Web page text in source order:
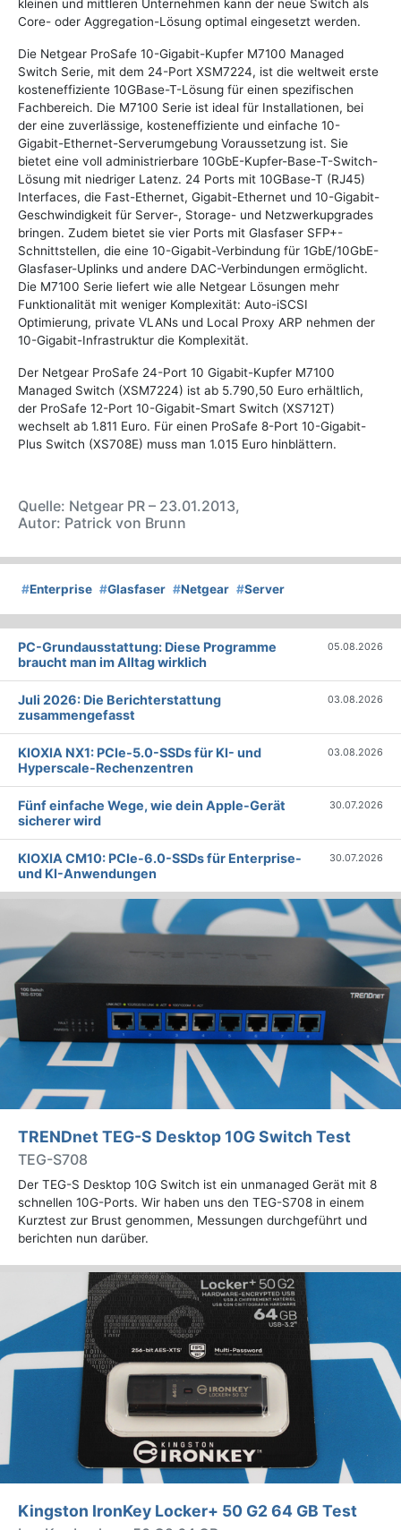
kleinen und mittleren Unternehmen kann der neue Switch als
Core- oder Aggregation-Lösung optimal eingesetzt werden.
Die Netgear ProSafe 10-Gigabit-Kupfer M7100 Managed
Switch Serie, mit dem 24-Port XSM7224, ist die weltweit erste
kosteneffiziente 10GBase-T-Lösung für einen spezifischen
Fachbereich. Die M7100 Serie ist ideal für Installationen, bei
der eine zuverlässige, kosteneffiziente und einfache 10-
Gigabit-Ethernet-Serverumgebung Voraussetzung ist. Sie
bietet eine voll administrierbare 10GbE-Kupfer-Base-T-Switch-
Lösung mit niedriger Latenz. 24 Ports mit 10GBase-T (RJ45)
Interfaces, die Fast-Ethernet, Gigabit-Ethernet und 10-Gigabit-
Geschwindigkeit für Server-, Storage- und Netzwerkupgrades
bringen. Zudem bietet sie vier Ports mit Glasfaser SFP+-
Schnittstellen, die eine 10-Gigabit-Verbindung für 1GbE/10GbE-
Glasfaser-Uplinks und andere DAC-Verbindungen ermöglicht.
Die M7100 Serie liefert wie alle Netgear Lösungen mehr
Funktionalität mit weniger Komplexität: Auto-iSCSI
Optimierung, private VLANs und Local Proxy ARP nehmen der
10-Gigabit-Infrastruktur die Komplexität.
Der Netgear ProSafe 24-Port 10 Gigabit-Kupfer M7100
Managed Switch (XSM7224) ist ab 5.790,50 Euro erhältlich,
der ProSafe 12-Port 10-Gigabit-Smart Switch (XS712T)
wechselt ab 1.811 Euro. Für einen ProSafe 8-Port 10-Gigabit-
Plus Switch (XS708E) muss man 1.015 Euro hinblättern.
Quelle: Netgear PR – 23.01.2013,
Autor: Patrick von Brunn
#Enterprise #Glasfaser #Netgear #Server
PC-Grundausstattung: Diese Programme
braucht man im Alltag wirklich
05.08.2026
Juli 2026: Die Bericht­erstattung
zusammengefasst
03.08.2026
KIOXIA NX1: PCIe-5.0-SSDs für KI- und
Hyperscale-Rechenzentren
03.08.2026
Fünf einfache Wege, wie dein Apple-Gerät
sicherer wird
30.07.2026
KIOXIA CM10: PCIe-6.0-SSDs für Enterprise-
und KI-Anwendungen
30.07.2026
TRENDnet TEG-S Desktop 10G Switch Test
TEG-S708
Der TEG-S Desktop 10G Switch ist ein unmanaged Gerät mit 8
schnellen 10G-Ports. Wir haben uns den TEG-S708 in einem
Kurztest zur Brust genommen, Messungen durchgeführt und
berichten nun darüber.
Kingston IronKey Locker+ 50 G2 64 GB Test